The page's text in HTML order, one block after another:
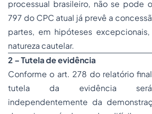
processual brasileiro, não se pode
797 do CPC atual já prevê a
partes, em hipóteses
natureza cautelar.
2 – Tutela de evidência
Conforme o art. 278 do relatório
tutela da evidência será
independentemente da